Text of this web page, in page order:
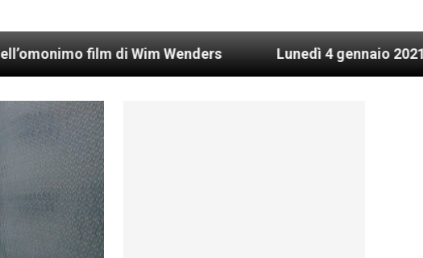
Wim Wenders Lunedì 4 gennaio 2021: Possesso